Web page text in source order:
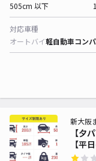
505cm 以下
対応車種
オートバイ軽自動車コン
【夕
【平
新大阪